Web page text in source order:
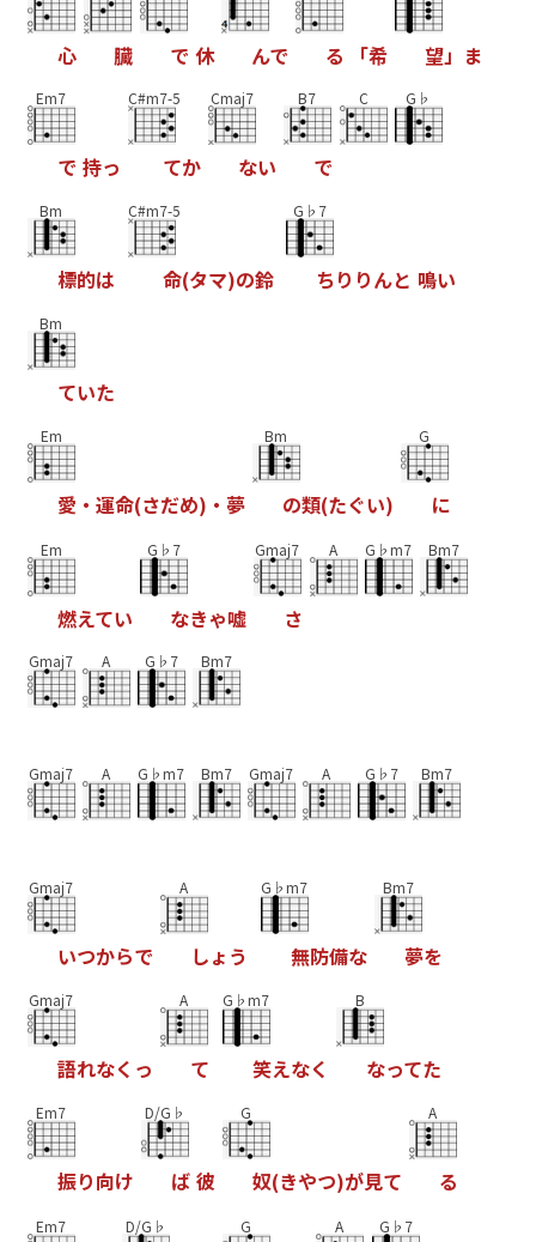
心 臓 で 休 んで る 「希 望」 ま
Em7
で 持っ
C#m7-5
てか
Cmaj7
ない
B7
で
C G♭
Bm
標的は
C#m7-5
命(タマ)の鈴
G♭7
ちり りんと 鳴い
Bm
ていた
Em
愛 ・ 運命(さだめ) ・ 夢
Bm
の類(たぐい)
G
に
Em
燃えてい
G♭7
なきゃ嘘
Gmaj7
さ
A G♭m7 Bm7
Gmaj7 A G♭7 Bm7
Gmaj7 A G♭m7 Bm7 Gmaj7 A G♭7 Bm7
Gmaj7
いつからで
A
しょ う
G♭m7
無防備な
Bm7
夢を
Gmaj7
語れなく っ
A
て
G♭m7
笑えなく
B
なってた
Em7
振り向け
D/G♭
ば 彼
G
奴(きやつ)が見て
A
る
Em7 D/G♭ G A G♭7